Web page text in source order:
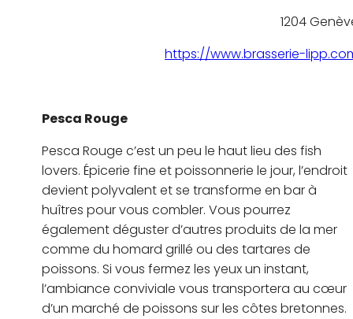
1204
https://www.brasserie-
Pesca Rouge
Pesca Rouge c’est un peu le haut lieu des fish
lovers. Épicerie fine et poissonnerie le jour, l’endroit
devient polyvalent et se transforme en bar à
huîtres pour vous combler. Vous pourrez
également déguster d’autres produits de la mer
comme du homard grillé ou des tartares de
poissons. Si vous fermez les yeux un instant,
l’ambiance conviviale vous transportera au cœur
d’un marché de poissons sur les côtes bretonnes.